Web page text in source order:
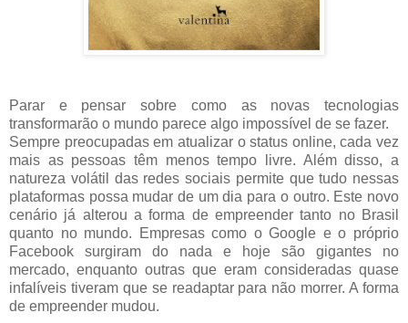
Parar e pensar sobre como as novas tecnologias
transformarão o mundo parece algo impossível de se fazer.
Sempre preocupadas em atualizar o status online, cada vez
mais as pessoas têm menos tempo livre. Além disso, a
natureza volátil das redes sociais permite que tudo nessas
plataformas possa mudar de um dia para o outro. Este novo
cenário já alterou a forma de empreender tanto no Brasil
quanto no mundo. Empresas como o Google e o próprio
Facebook surgiram do nada e hoje são gigantes no
mercado, enquanto outras que eram consideradas quase
infalíveis tiveram que se readaptar para não morrer. A forma
de empreender mudou.